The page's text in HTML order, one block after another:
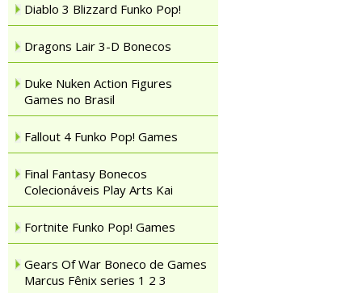
Diablo 3 Blizzard Funko Pop!
Dragons Lair 3-D Bonecos
Duke Nuken Action Figures
Games no Brasil
Fallout 4 Funko Pop! Games
Final Fantasy Bonecos
Colecionáveis Play Arts Kai
Fortnite Funko Pop! Games
Gears Of War Boneco de Games
Marcus Fênix series 1 2 3